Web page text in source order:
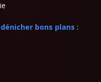
bons plans :